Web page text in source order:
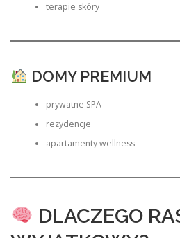
terapie skóry
DOMY PREMIUM
prywatne SPA
rezydencje
apartamenty wellness
DLACZEGO